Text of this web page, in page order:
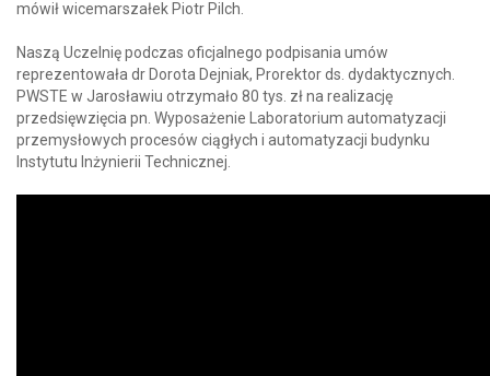
mówił wicemarszałek Piotr Pilch.
Naszą Uczelnię podczas oficjalnego podpisania umów
reprezentowała dr Dorota Dejniak, Prorektor ds. dydaktycznych.
PWSTE w Jarosławiu otrzymało 80 tys. zł na realizację
przedsięwzięcia pn. Wyposażenie Laboratorium automatyzacji
przemysłowych procesów ciągłych i automatyzacji budynku
Instytutu Inżynierii Technicznej.